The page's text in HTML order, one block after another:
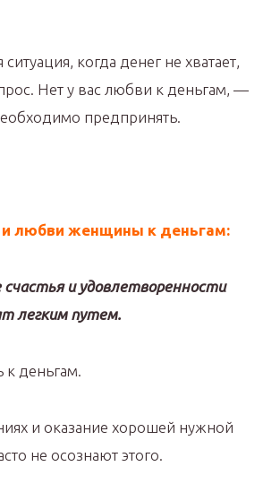
когда денег не хватает,
Нет у вас любви к деньгам, —
предпринять.
любви женщины к деньгам:
и удовлетворенности
легким путем.
деньгам.
и оказание хорошей нужной
не осознают этого.